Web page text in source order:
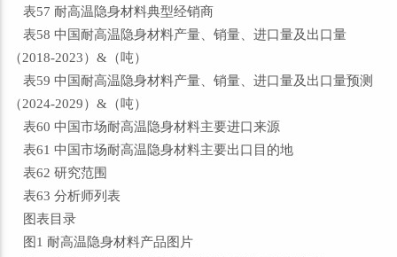
表57 耐高温隐身材料典型经销商
表58 中国耐高温隐身材料产量、销量、进口量及出口量
（2018-2023）&（吨）
表59 中国耐高温隐身材料产量、销量、进口量及出口量预测
（2024-2029）&（吨）
表60 中国市场耐高温隐身材料主要进口来源
表61 中国市场耐高温隐身材料主要出口目的地
表62 研究范围
表63 分析师列表
图表目录
图1 耐高温隐身材料产品图片